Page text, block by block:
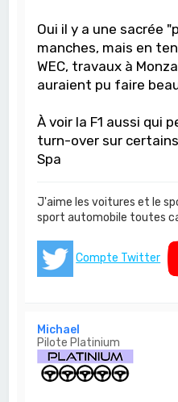
Oui il y a une sacrée
manches, mais en
WEC, travaux à
auraient pu faire
À voir la F1 aussi qui
turn-over sur
Spa
J'aime les voitures et le
sport automobile toutes
Compte Twitter
Michael
Pilote Platinium